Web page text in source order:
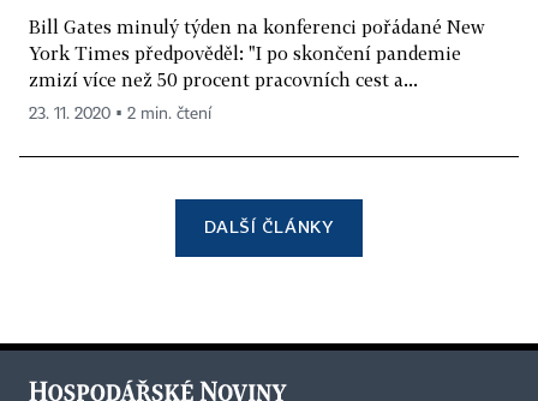
Bill Gates minulý týden na konferenci pořádané New
York Times předpověděl: "I po skončení pandemie
zmizí více než 50 procent pracovních cest a...
23. 11. 2020 ▪ 2 min. čtení
DALŠÍ ČLÁNKY